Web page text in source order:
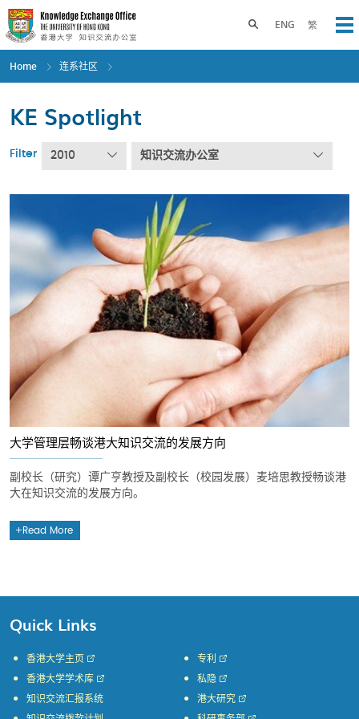
Skip
to
main
content
ENG 繁
Toggle search panel
Home 连系社区
KE Spotlight
Filter 2010 知识交流办公室
大学管理层畅谈港大知识交流的发展方向
副校长（研究）谭广亨教授及副校长（校园发展）麦培思教授畅谈港
大在知识交流的发展方向。
Read More
Quick Links
香港大学主页
香港大学学术库
知识交流汇报系统
专利
私隐
港大研究